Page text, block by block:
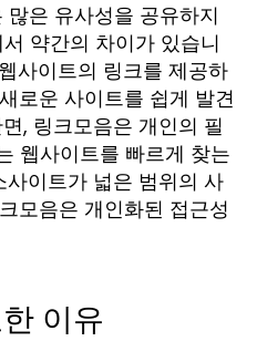
은 유사성을 공유하지
약간의 차이가 있습니
사이트의 링크를 제공하
로운 사이트를 쉽게 발견
, 링크모음은 개인의 필
웹사이트를 빠르게 찾는
사이트가 넓은 범위의 사
모음은 개인화된 접근성
이유